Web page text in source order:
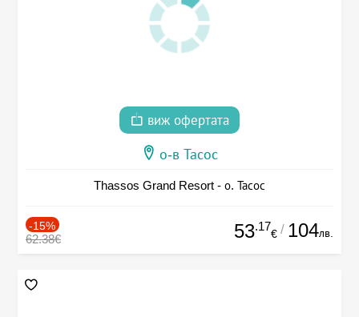
виж офертата
о-в Тасос
Thassos Grand Resort - о. Тасос
-15%
62.38€ 53.17
€ / 104лв.